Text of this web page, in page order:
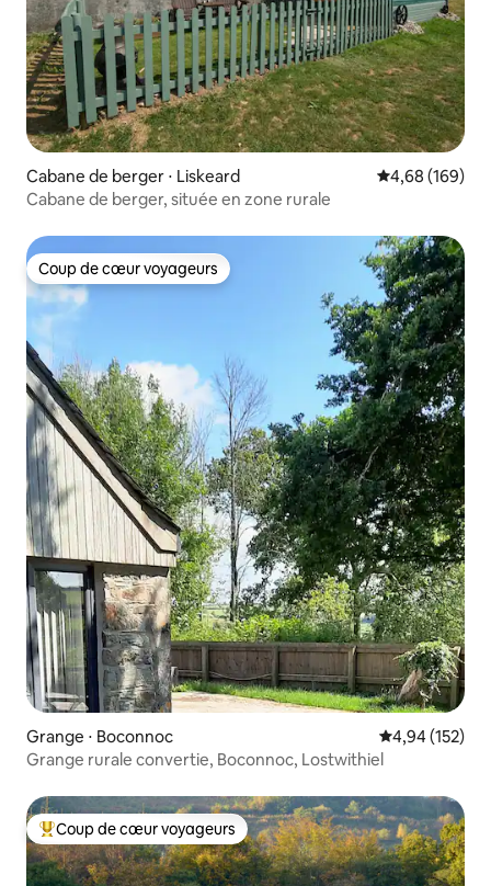
Cabane de berger ⋅ Liskeard Évaluation
4,68 (169)
Cabane de berger, située en zone rurale
Coup de cœur voyageurs
Coup de cœur voyageurs
Grange ⋅ Boconnoc Évaluation
4,94 (152)
Grange rurale convertie, Boconnoc, Lostwithiel
Coups de cœur voyageurs les plus appréciés
Coup de cœur voyageurs